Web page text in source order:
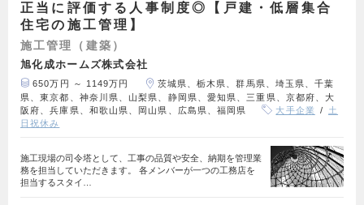
正当に評価する人事制度◎【戸建・低層集合
住宅の施工管理】
施工管理（建築）
旭化成ホームズ株式会社
650万円 ～ 1149万円
茨城県、栃木県、群馬県、埼玉県、千葉
県、東京都、神奈川県、山梨県、静岡県、愛知県、三重県、京都府、大
阪府、兵庫県、和歌山県、岡山県、広島県、福岡県
大手企業
土
日祝休み
施工現場の司令塔として、工事の品質や安全、納期を管理業
務を担当していただきます。 各メンバーが一つの工務店を
担当するスタイ…